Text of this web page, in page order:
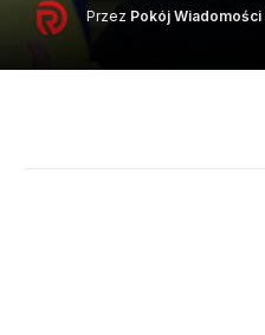
Przez Pokój Wiadomości